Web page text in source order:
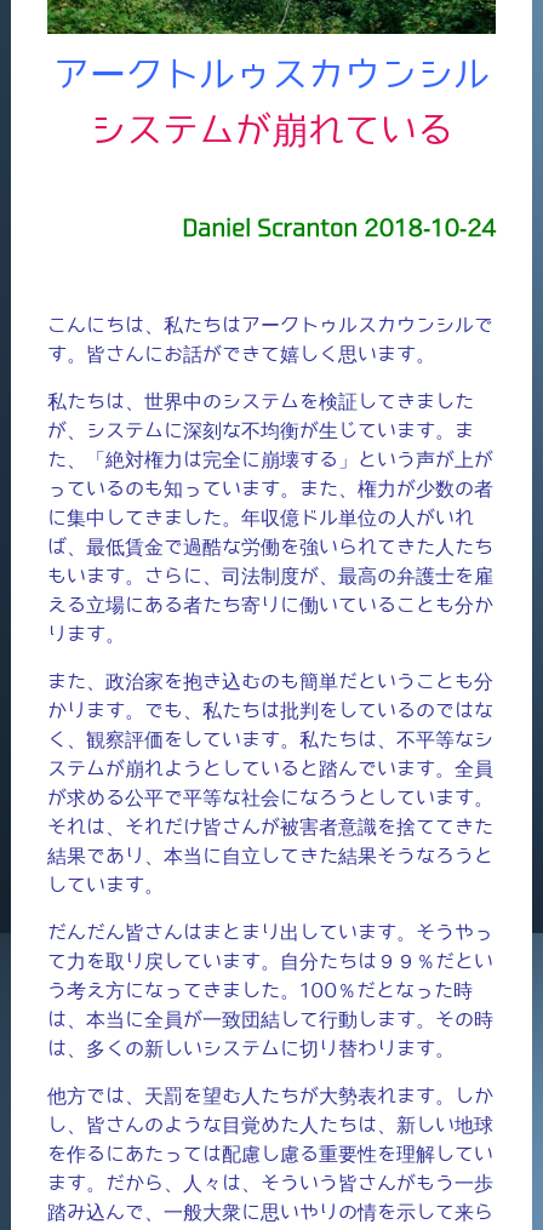
アークトルゥスカウンシル
システムが崩れている
Daniel Scranton 2018-10-24
こんにちは、私たちはアークトゥルスカウンシルで
す。皆さんにお話ができて嬉しく思います。
私たちは、世界中のシステムを検証してきました
が、システムに深刻な不均衡が生じています。ま
た、「絶対権力は完全に崩壊する」という声が上が
っているのも知っています。また、権力が少数の者
に集中してきました。年収億ドル単位の人がいれ
ば、最低賃金で過酷な労働を強いられてきた人たち
もいます。さらに、司法制度が、最高の弁護士を雇
える立場にある者たち寄りに働いていることも分か
ります。
また、政治家を抱き込むのも簡単だということも分
かります。でも、私たちは批判をしているのではな
く、観察評価をしています。私たちは、不平等なシ
ステムが崩れようとしていると踏んでいます。全員
が求める公平で平等な社会になろうとしています。
それは、それだけ皆さんが被害者意識を捨ててきた
結果であり、本当に自立してきた結果そうなろうと
しています。
だんだん皆さんはまとまり出しています。そうやっ
て力を取り戻しています。自分たちは９９％だとい
う考え方になってきました。100％だとなった時
は、本当に全員が一致団結して行動します。その時
は、多くの新しいシステムに切り替わります。
他方では、天罰を望む人たちが大勢表れます。しか
し、皆さんのような目覚めた人たちは、新しい地球
を作るにあたっては配慮し慮る重要性を理解してい
ます。だから、人々は、そういう皆さんがもう一歩
踏み込んで、一般大衆に思いやりの情を示して来ら